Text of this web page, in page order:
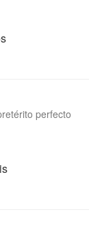
perfecto